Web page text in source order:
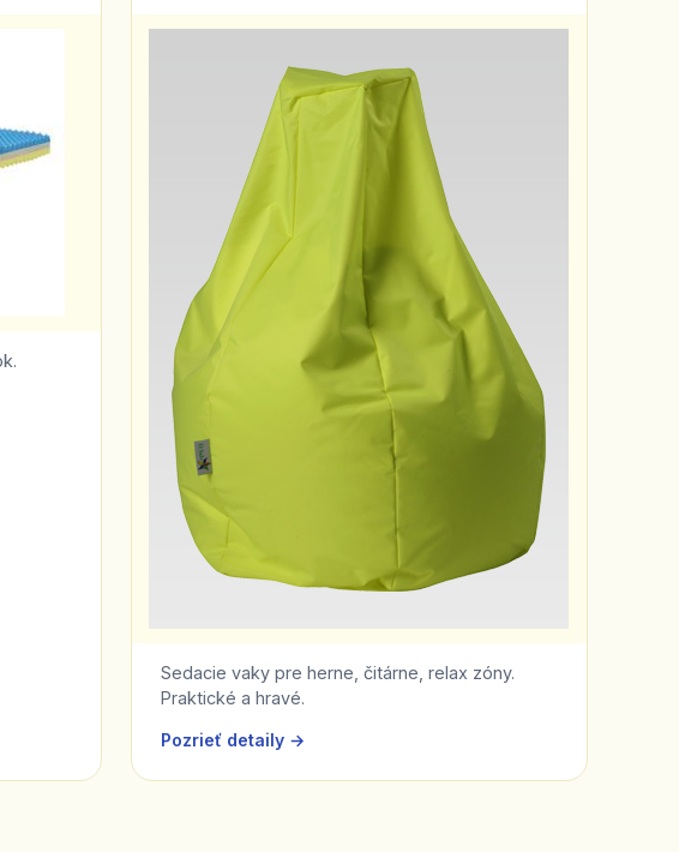
Sedacie vaky pre herne, čitárne, relax zóny.
Praktické a hravé.
Pozrieť detaily →